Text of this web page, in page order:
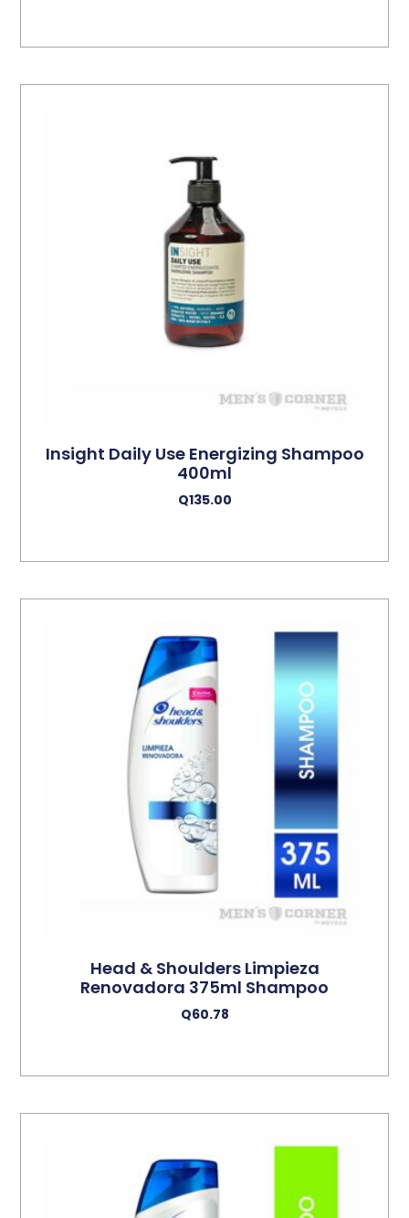
Insight Daily Use Energizing Shampoo
400ml
Q135.00
Head & Shoulders Limpieza
Renovadora 375ml Shampoo
Q60.78